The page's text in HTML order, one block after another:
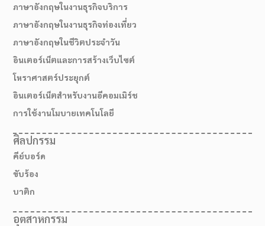
ภาษาอังกฤษในงานธุรกิจบริการ
ภาษาอังกฤษในงานธุรกิจท่องเที่ยว
ภาษาอังกฤษในชีวิตประจำวัน
อินเตอร์เน็ตและการสร้างเว็บไซต์
โหราศาสตร์ประยุกต์
อินเตอร์เน็ตสำหรับงานอีคอมเมิร์ช
การใช้งานโมบายเทคโนโลยี
ศิลปกรรม
คีย์บอร์ด
ขับร้อง
บาติก
อุตสาหกรรม